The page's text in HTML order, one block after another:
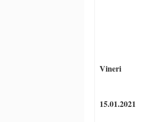
Vineri
15.01.2021